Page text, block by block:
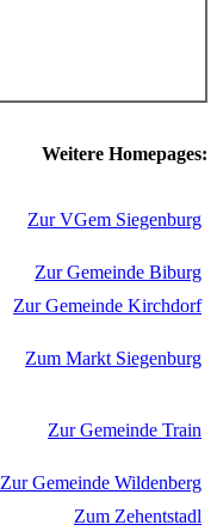
Weitere Homepages:
Zur VGem Siegenburg
Zur Gemeinde Biburg
Zur Gemeinde Kirchdorf
Zum Markt Siegenburg
Zur Gemeinde Train
Zur Gemeinde Wildenberg
Zum Zehentstadl